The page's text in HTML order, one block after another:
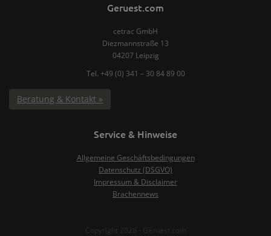
Geruest.com
cetrac GmbH
Diezmannstraße 13
04207 Leipzig
Tel. +49 (0) 341 – 30 84 89 00
Beratung & Kontakt »
Service & Hinweise
Allgemeine Geschäftsbedingungen
Datenschutz (DSGVO)
Impressum & Disclaimer
Brachennews